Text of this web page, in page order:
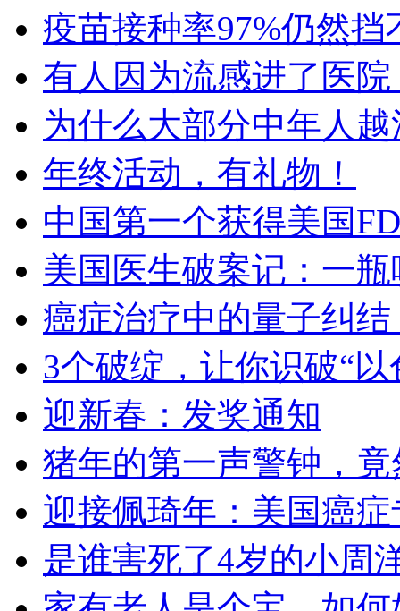
疫苗接种率97%仍然
有人因为流感进了医
为什么大部分中年人
年终活动，有礼物！
中国第一个获得美国
美国医生破案记：一
癌症治疗中的量子纠
3个破绽，让你识破“
迎新春：发奖通知
猪年的第一声警钟，
迎接佩琦年：美国癌
是谁害死了4岁的小周